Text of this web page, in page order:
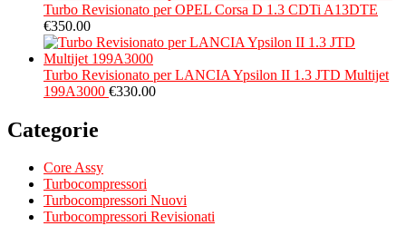
Turbo Revisionato per OPEL Corsa D 1.3 CDTi A13DTE
€350.00
Turbo Revisionato per LANCIA Ypsilon II 1.3 JTD Multijet
199A3000 €330.00
Categorie
Core Assy
Turbocompressori
Turbocompressori Nuovi
Turbocompressori Revisionati